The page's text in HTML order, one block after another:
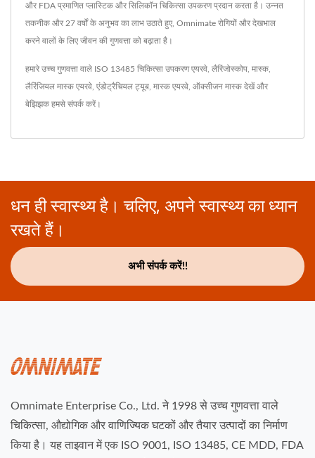
और FDA प्रमाणित प्लास्टिक और सिलिकॉन चिकित्सा उपकरण प्रदान करता है। उन्नत
तकनीक और 27 वर्षों के अनुभव का लाभ उठाते हुए, Omnimate रोगियों और देखभाल
करने वालों के लिए जीवन की गुणवत्ता को बढ़ाता है।
हमारे उच्च गुणवत्ता वाले ISO 13485 चिकित्सा उपकरणएयरवे लैरिंजोस्कोप मास्क
लैरिंजियल मास्क एयरवे एंडोट्रैचियल ट्यूब मास्क एयरवे ऑक्सीजन मास्क देखें और
बेझिझक हमसे संपर्क करें।
धन ही स्वास्थ्य है। चलिए, अपने स्वास्थ्य का ध्यान
रखते हैं।
अभी संपर्क करें!!
Omnimate Enterprise Co., Ltd. ने 1998 से उच्च गुणवत्ता वाले
चिकित्सा, औद्योगिक और वाणिज्यिक घटकों और तैयार उत्पादों का निर्माण
किया है। यह ताइवान में एक ISO 9001, ISO 13485, CE MDD, FDA